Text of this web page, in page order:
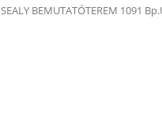
SEALY BEMUTATÓTEREM 1091